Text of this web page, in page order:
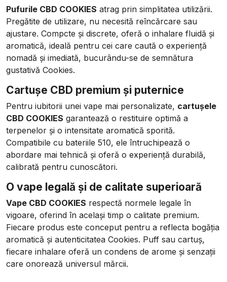
Pufurile CBD COOKIES atrag prin simplitatea utilizării.
Pregătite de utilizare, nu necesită reîncărcare sau
ajustare. Compcte și discrete, oferă o inhalare fluidă și
aromatică, ideală pentru cei care caută o experiență
nomadă și imediată, bucurându-se de semnătura
gustativă Cookies.
Cartușe CBD premium și puternice
Pentru iubitorii unei vape mai personalizate, cartușele
CBD COOKIES garantează o restituire optimă a
terpenelor și o intensitate aromatică sporită.
Compatibile cu bateriile 510, ele întruchipează o
abordare mai tehnică și oferă o experiență durabilă,
calibrată pentru cunoscători.
O vape legală și de calitate superioară
Vape CBD COOKIES respectă normele legale în
vigoare, oferind în același timp o calitate premium.
Fiecare produs este conceput pentru a reflecta bogăția
aromatică și autenticitatea Cookies. Puff sau cartuș,
fiecare inhalare oferă un condens de arome și senzații
care onorează universul mărcii.